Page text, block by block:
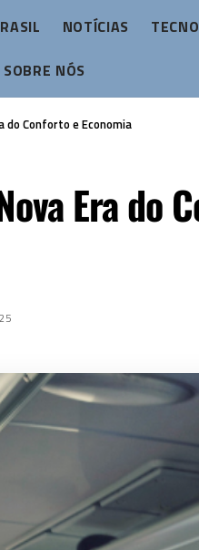
NOTÍCIAS
SOBRE NÓS
do Conforto e Economia
Era do